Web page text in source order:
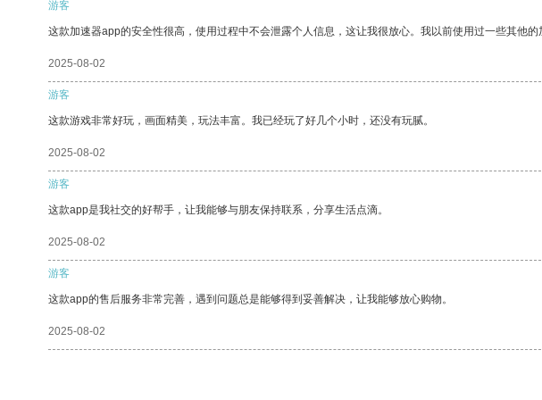
游客
这款加速器app的安全性很高，使用过程中不会泄露个人信息，这让我很放心。我以前使用过一些其他
2025-08-02
游客
这款游戏非常好玩，画面精美，玩法丰富。我已经玩了好几个小时，还没有玩腻。
2025-08-02
游客
这款app是我社交的好帮手，让我能够与朋友保持联系，分享生活点滴。
2025-08-02
游客
这款app的售后服务非常完善，遇到问题总是能够得到妥善解决，让我能够放心购物。
2025-08-02